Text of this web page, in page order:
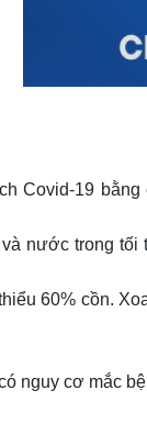
Covid-19
nước trong
60% cồn.
nguy cơ mắc